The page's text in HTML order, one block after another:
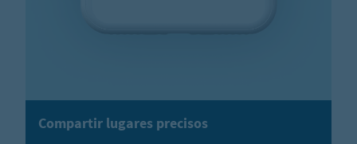
Compartir lugares precisos